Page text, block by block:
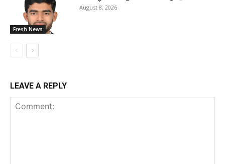
Fresh News
August 8, 2026
LEAVE A REPLY